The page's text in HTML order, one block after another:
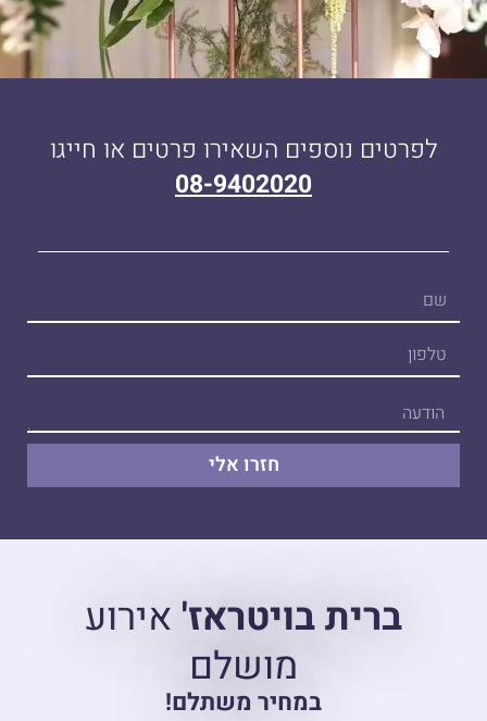
לפרטים נוספים השאירו פרטים או חייגו
08-9402020
חזרו אלי
ברית בויטראז' אירוע
מושלם
במחיר משתלם!